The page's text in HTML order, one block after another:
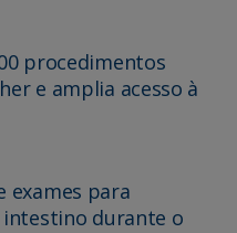
procedimentos
e amplia acesso à
exames para
intestino durante o